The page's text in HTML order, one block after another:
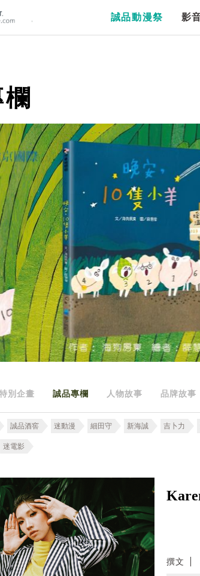
誠品動漫祭 影
別企畫 誠品專欄 人物故事 品牌故事
誠品酒窖 迷動漫 細田守 新海誠 吉卜力
迷電影
撰文